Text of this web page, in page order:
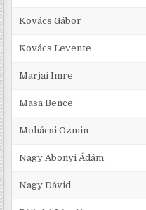
Kovács Gábor
Kovács Levente
Marjai Imre
Masa Bence
Mohácsi Ozmin
Nagy Abonyi Ádám
Nagy Dávid